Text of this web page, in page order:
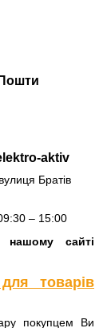
aktiv
Братів
– 15:00
нашому сайті
товарів
покупцем Ви